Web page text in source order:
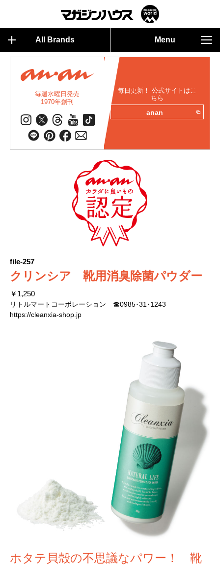
All Brands Menu
毎週水曜日発売
1970年創刊
毎日更新！ 公式サイトはこ
ちら
anan
file-257
クリンシア 靴用消臭除菌パウダー
￥1,250
リトルマートコーポレーション ☎0985･31･1243
https://cleanxia-shop.jp
ホタテ貝殻の不思議なパワー！ 靴